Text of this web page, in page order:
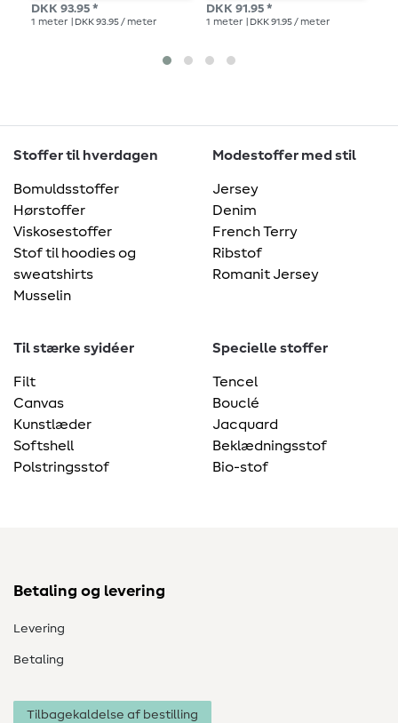
DKK 93.95 *
1 meter | DKK 93.95 / meter
DKK 91.95 *
1 meter | DKK 91.95 / meter
Stoffer til hverdagen
Bomuldsstoffer
Hørstoffer
Viskosestoffer
Stof til hoodies og
sweatshirts
Musselin
Modestoffer med stil
Jersey
Denim
French Terry
Ribstof
Romanit Jersey
Til stærke syidéer
Filt
Canvas
Kunstlæder
Softshell
Polstringsstof
Specielle stoffer
Tencel
Bouclé
Jacquard
Beklædningsstof
Bio-stof
Betaling og levering
Levering
Betaling
Tilbagekaldelse af bestilling